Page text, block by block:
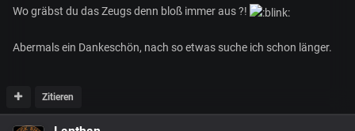
on-star-citizen-procedural-planets-alpha3-citizencon
Wo gräbst du das Zeugs denn bloß immer aus ?!
Abermals ein Dankeschön, nach so etwas suche ich schon länger.
Zitieren